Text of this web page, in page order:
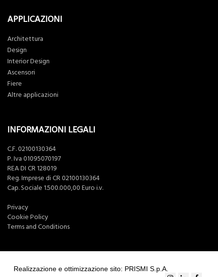
APPLICAZIONI
Architettura
Design
Interior Design
Ascensori
Fiere
Altre applicazioni
INFORMAZIONI LEGALI
C.F. 02100130364
P. Iva 01095070197
REA DI CR 128019
Reg. Imprese di CR 02100130364
Cap. Sociale 1.500.000,00 Euro i.v.
Privacy
Cookie Policy
Terms and Conditions
Realizzazione e ottimizzazione sito: PRISMI S.p.A.